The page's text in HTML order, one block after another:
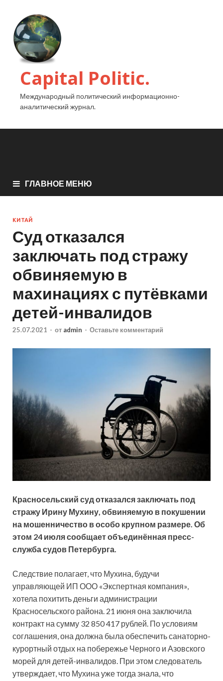
Capital Politic.
Международный политический информационно-
аналитический журнал.
ГЛАВНОЕ МЕНЮ
КИТАЙ
Суд отказался
заключать под стражу
обвиняемую в
махинациях с путёвками
детей-инвалидов
25.07.2021 - от admin - Оставьте комментарий
Красносельский суд отказался заключать под
стражу Ирину Мухину, обвиняемую в покушении
на мошенничество в особо крупном размере. Об
этом 24 июля сообщает объединённая пресс-
служба судов Петербурга.
Следствие полагает, что Мухина, будучи
управляющей ИП ООО «Экспертная компания»,
хотела похитить деньги администрации
Красносельского района. 21 июня она заключила
контракт на сумму 32 850 417 рублей. По условиям
соглашения, она должна была обеспечить санаторно-
курортный отдых на побережье Черного и Азовского
морей для детей-инвалидов. При этом следователь
утверждает, что Мухина уже тогда знала, что